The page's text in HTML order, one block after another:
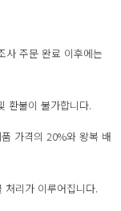
주문 완료 이후에는
환불이 불가합니다.
가격의 20%와 왕복 배
리가 이루어집니다.